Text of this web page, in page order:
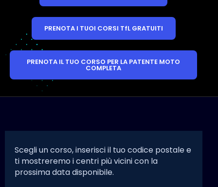
PRENOTA I TUOI CORSI TfL GRATUITI
PRENOTA IL TUO CORSO PER LA PATENTE MOTO
COMPLETA
Scegli un corso, inserisci il tuo codice postale e
ti mostreremo i centri più vicini con la
prossima data disponibile.